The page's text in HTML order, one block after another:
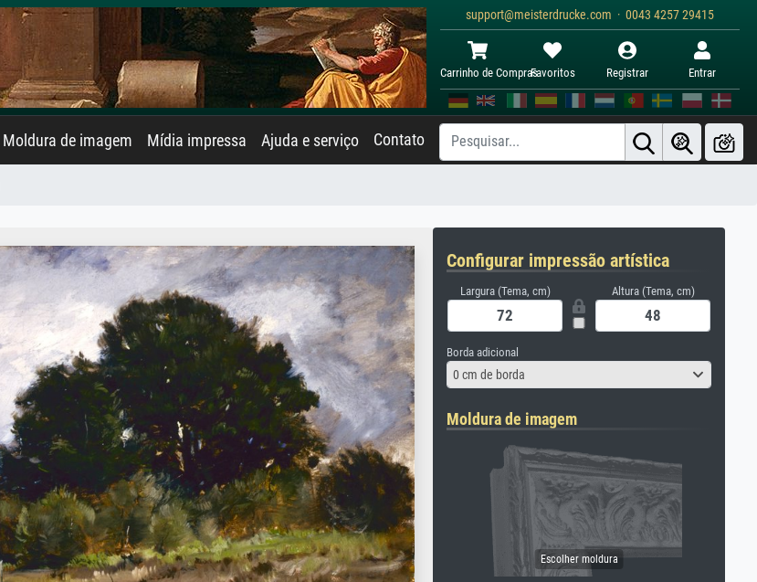
support@meisterdrucke.com · 0043 4257 29415
Carrinho de ComprasFavoritos Registrar Entrar
Moldura de imagem Mídia impressa Ajuda e serviço Contato
Configurar impressão artística
Largura (Tema, cm) Altura (Tema, cm)
Borda adicional
0 cm de borda
Moldura de imagem